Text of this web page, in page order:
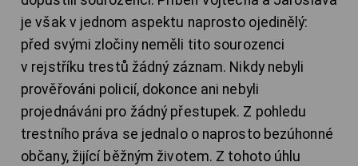
je však v jednom aspektu naprosto ojedinělý:
před svými zločiny neměli tito sourozenci
v rejstříku trestů žádný záznam. Nikdy nebyli
prověřováni policií, dokonce ani nebyli
projednáváni pro žádný přestupek. Z pohledu
trestního práva se jednalo o naprosto bezúhonné
občany, žijící běžným životem. Z tohoto úhlu